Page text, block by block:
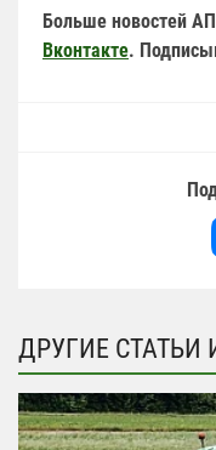
Больше новостей
Вконтакте.
ДРУГИЕ СТАТЬИ